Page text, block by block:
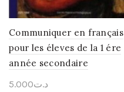
Communiquer en français
pour les éleves de la 1 ére
année secondaire
د.ت5.000